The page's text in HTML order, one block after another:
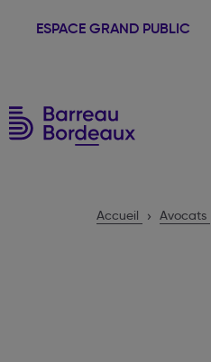
ESPACE GRAND PUBLIC
Accueil Avocats